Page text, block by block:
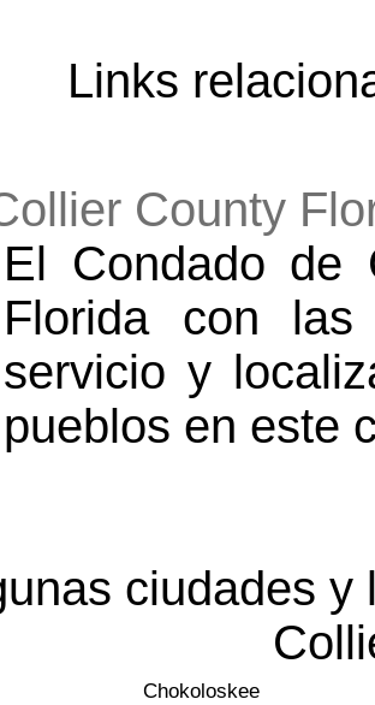
Links
County
El Condado de
Florida con
servicio y
pueblos en este
ciudades y
Chokoloskee